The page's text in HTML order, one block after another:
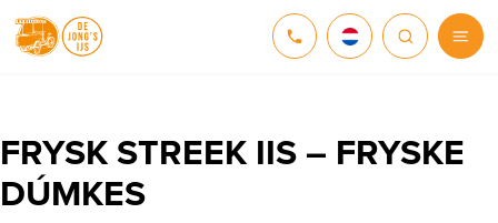
NEDERLANDS
ENGLISH
FRYSK STREEK IIS – FRYSKE
DÚMKES